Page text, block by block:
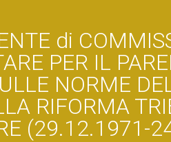
di
PER IL
NORME
RIFORMA
(29.12.1971-